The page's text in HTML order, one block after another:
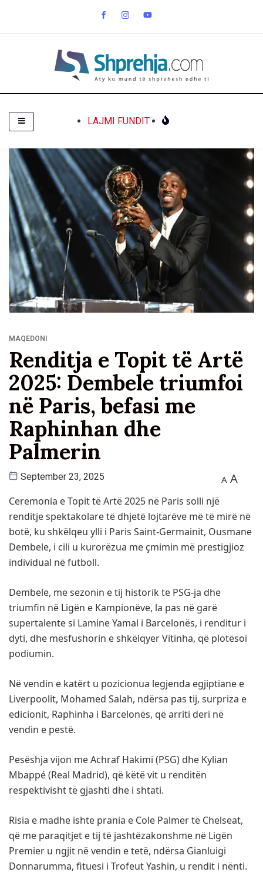
LAJMI FUNDIT
MAQEDONI
Renditja e Topit të Artë
2025: Dembele triumfoi
në Paris, befasi me
Raphinhan dhe
Palmerin
September 23, 2025 A A
Ceremonia e Topit të Artë 2025 në Paris solli një
renditje spektakolare të dhjetë lojtarëve më të mirë në
botë, ku shkëlqeu ylli i Paris Saint-Germainit, Ousmane
Dembele, i cili u kurorëzua me çmimin më prestigjioz
individual në futboll.
Dembele, me sezonin e tij historik te PSG-ja dhe
triumfin në Ligën e Kampionëve, la pas në garë
supertalente si Lamine Yamal i Barcelonës, i renditur i
dyti, dhe mesfushorin e shkëlqyer Vitinha, që plotësoi
podiumin.
Në vendin e katërt u pozicionua legjenda egjiptiane e
Liverpoolit, Mohamed Salah, ndërsa pas tij, surpriza e
edicionit, Raphinha i Barcelonës, që arriti deri në
vendin e pestë.
Pesëshja vijon me Achraf Hakimi (PSG) dhe Kylian
Mbappé (Real Madrid), që këtë vit u renditën
respektivisht të gjashti dhe i shtati.
Risia e madhe ishte prania e Cole Palmer të Chelseat,
që me paraqitjet e tij të jashtëzakonshme në Ligën
Premier u ngjit në vendin e tetë, ndërsa Gianluigi
Donnarumma, fituesi i Trofeut Yashin, u rendit i nënti.